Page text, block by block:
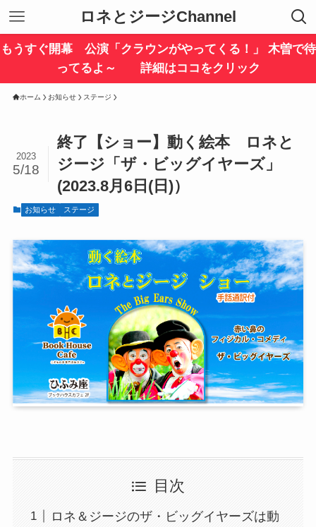
ロネとジージChannel
もうすぐ開幕 公演「クラウンがやってくる！」 木曽で待
ってるよ～ 詳細はココをクリック
ホーム お知らせ ステージ
終了【ショー】動く絵本 ロネと
ジージ「ザ・ビッグイヤーズ」
(2023.8月6日(日)）
2023
5/18
お知らせ ステージ
目次
ロネ＆ジージのザ・ビッグイヤーズは動